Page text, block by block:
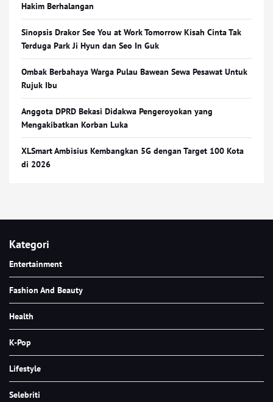
Hakim Berhalangan
Sinopsis Drakor See You at Work Tomorrow Kisah Cinta Tak
Terduga Park Ji Hyun dan Seo In Guk
Ombak Berbahaya Warga Pulau Bawean Sewa Pesawat Untuk
Rujuk Ibu
Anggota DPRD Bekasi Didakwa Pengeroyokan yang
Mengakibatkan Korban Luka
XLSmart Ambisius Kembangkan 5G dengan Target 100 Kota
di 2026
Kategori
Entertainment
Fashion And Beauty
Health
K-Pop
Lifestyle
Selebriti